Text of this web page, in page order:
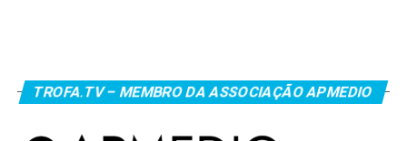
TROFA.TV – MEMBRO DA ASSOCIAÇÃO APMEDIO